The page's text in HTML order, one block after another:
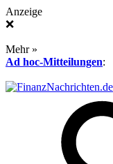
Anzeige
❌
Mehr »
Ad hoc-Mitteilungen: